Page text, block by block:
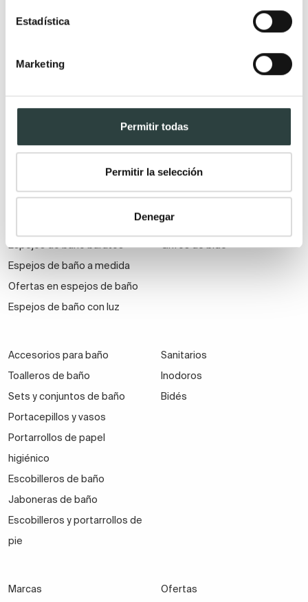
Estadística
Marketing
Permitir todas
Permitir la selección
Denegar
Espejos de baño con antivaho
Espejos de baño baratos
Espejos de baño a medida
Ofertas en espejos de baño
Espejos de baño con luz
Grifos de lavabo
Grifos para baños modernos
Grifos de bidé
Accesorios para baño
Toalleros de baño
Sets y conjuntos de baño
Portacepillos y vasos
Portarrollos de papel
higiénico
Escobilleros de baño
Jaboneras de baño
Escobilleros y portarrollos de
pie
Sanitarios
Inodoros
Bidés
Marcas Ofertas